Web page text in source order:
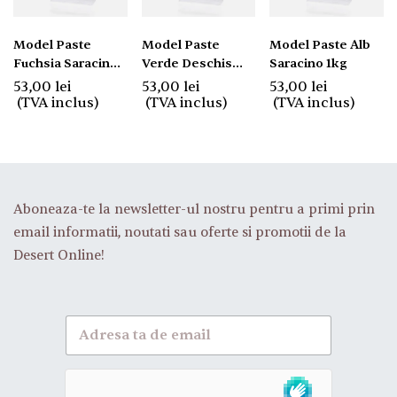
Model Paste
Fuchsia Saracino
1kg
53,00 lei
(TVA inclus)
Model Paste
Verde Deschis
Saracino 1kg
53,00 lei
(TVA inclus)
Model Paste Alb
Saracino 1kg
53,00lei
(TVA inclus)
Aboneaza-te la newsletter-ul nostru pentru a primi prin
email informatii, noutati sau oferte si promotii de la
Desert Online!
A
o
n